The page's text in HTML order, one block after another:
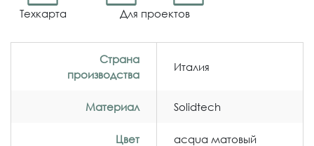
Техкарта Для проектов
Страна
производства
Италия
Материал Solidtech
Цвет acqua матовый